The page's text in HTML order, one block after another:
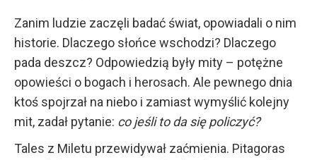
Zanim ludzie zaczęli badać świat, opowiadali o nim
historie. Dlaczego słońce wschodzi? Dlaczego
pada deszcz? Odpowiedzią były mity – potężne
opowieści o bogach i herosach. Ale pewnego dnia
ktoś spojrzał na niebo i zamiast wymyślić kolejny
mit, zadał pytanie: co jeśli to da się policzyć?
Tales z Miletu przewidywał zaćmienia. Pitagoras